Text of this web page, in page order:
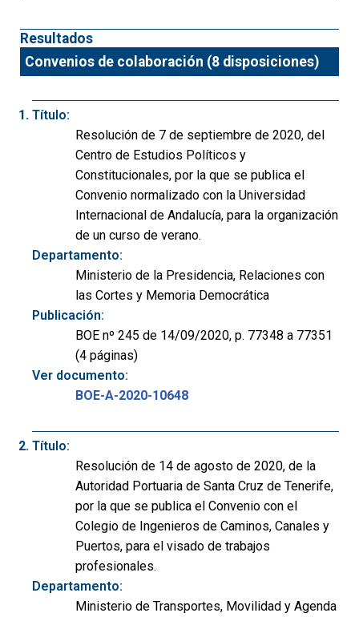
Resultados
Convenios de colaboración (8 disposiciones)
Título:
Resolución de 7 de septiembre de 2020, del
Centro de Estudios Políticos y
Constitucionales, por la que se publica el
Convenio normalizado con la Universidad
Internacional de Andalucía, para la organización
de un curso de verano.
Departamento:
Ministerio de la Presidencia, Relaciones con
las Cortes y Memoria Democrática
Publicación:
BOE nº 245 de 14/09/2020, p. 77348 a 77351
(4 páginas)
Ver documento:
BOE-A-2020-10648
Título:
Resolución de 14 de agosto de 2020, de la
Autoridad Portuaria de Santa Cruz de Tenerife,
por la que se publica el Convenio con el
Colegio de Ingenieros de Caminos, Canales y
Puertos, para el visado de trabajos
profesionales.
Departamento:
Ministerio de Transportes, Movilidad y Agenda